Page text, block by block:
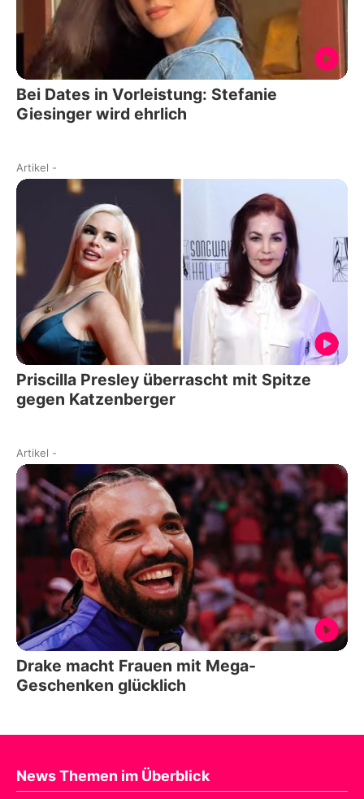
Bei Dates in Vorleistung: Stefanie
Giesinger wird ehrlich
Artikel -
Priscilla Presley überrascht mit Spitze
gegen Katzenberger
Artikel -
Drake macht Frauen mit Mega-
Geschenken glücklich
News Themen im Überblick